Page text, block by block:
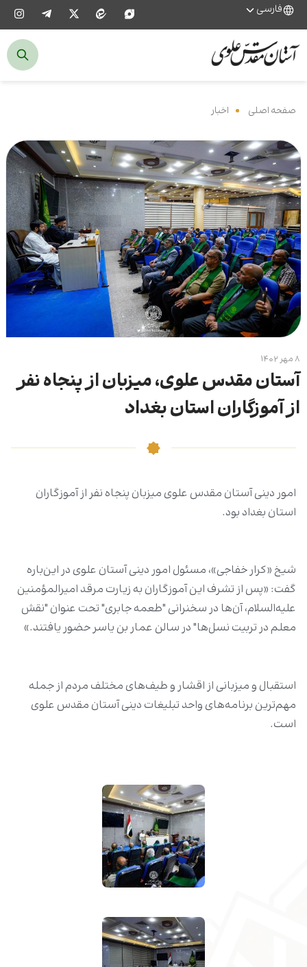
فارسی
صفحه اصلی اخبار
۸ مهر ۱۴۰۲
آستان مقدس علوی، میزبان از پنجاه نفر
از آموزگاران استان بغداد
امور دینی آستان مقدس علوی میزبان پنجاه نفر از آموزگاران
استان بغداد بود.
شیخ «کرار خفاجی»، مسئول امور دینی آستان علوی در این‌باره
گفت: «پس از تشرف این آموزگاران به زیارت مرقد امیرالمؤمنین
علیه‌السلام، آن‌ها در سخنرانی "طعمه جابری" تحت عنوان "نقش
معلم در تربیت نسل‌ها" در سالن عمار بن یاسر حضور یافتند.»
استقبال و میزبانی از اقشار و طیف‌های مختلف مردم از جمله
مهم‌ترین برنامه‌های واحد تبلیغات دینی آستان مقدس علوی
است.